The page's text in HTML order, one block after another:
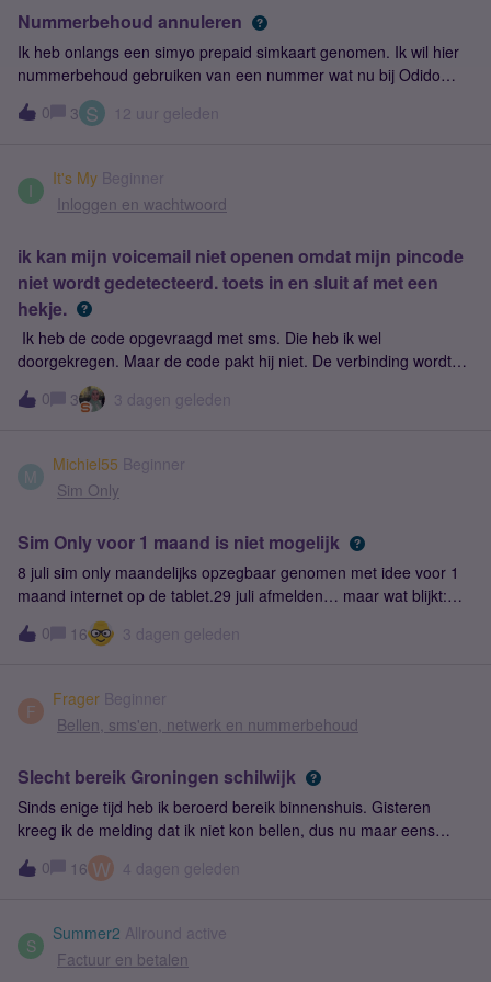
Nummerbehoud annuleren
Ik heb onlangs een simyo prepaid simkaart genomen. Ik wil hier
nummerbehoud gebruiken van een nummer wat nu bij Odido
zakelijk leeft. Het nummerbehoud is al goedgekeurd door Odido,
maar met een datum pas eind oktober. Na contact met Odido
doen. Ik krijg het niet voor elkaar via de whatsapp klantenservice
van Simyo om mijn bestaande nummerbehoud te annuleren (ik
Simyo kan ik het ook niet zelf annuleren. Een nieuw
porteringsverzoek mislukt elke keer omdat er al een bestaande
loopt. Kan iemand van Simyo mij helpen het originele
porteringsverzoek te annuleren?
0 3 S 12 uur geleden
I
It's My Beginner
Inloggen en wachtwoord
ik kan mijn voicemail niet openen omdat mijn pincode
niet wordt gedetecteerd. toets in en sluit af met een
hekje.
Ik heb de code opgevraagd met sms. Die heb ik wel
doorgekregen. Maar de code pakt hij niet. De verbinding wordt
automatisch verbroken.
0 3 3 dagen geleden
M
Michiel55 Beginner
Sim Only
Sim Only voor 1 maand is niet mogelijk
8 juli sim only maandelijks opzegbaar genomen met idee voor 1
maand internet op de tablet.29 juli afmelden… maar wat blijkt:
Pas 29 augustus stop » dus 2 maanden ipv 1 maand !!Had ik dan
direct weer moeten afmelden bij aanmelden?Waarom is dit niet
0 16 3 dagen geleden
F
Frager Beginner
Bellen, sms'en, netwerk en nummerbehoud
Slecht bereik Groningen schilwijk
Sinds enige tijd heb ik beroerd bereik binnenshuis. Gisteren
kreeg ik de melding dat ik niet kon bellen, dus nu maar eens
navraag gaan doen. Postcodegebied 9717.Telefoon Motorola
Razr 40 Ultra.Mijn vriendin die bij Odido zit heeft nergens last
0 16 W 4 dagen geleden
S
Summer2 Allround active
Factuur en betalen